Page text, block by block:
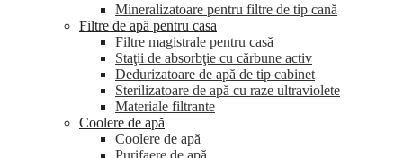
Mineralizatoare pentru filtre de tip cană
Filtre de apă pentru casa
Filtre magistrale pentru casă
Staţii de absorbţie cu cărbune activ
Dedurizatoare de apă de tip cabinet
Sterilizatoare de apă cu raze ultraviolete
Materiale filtrante
Coolere de apă
Сoolere de apă
Purifaere de apă